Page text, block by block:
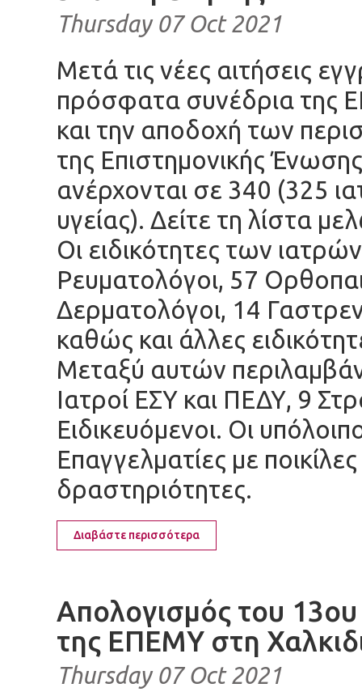
Thursday 07 Oct 2021
Μετά τις νέες αιτήσεις
πρόσφατα συνέδρια της
και την αποδοχή των
της Επιστημονικής
ανέρχονται σε 340 (325
υγείας). Δείτε τη λίστα
Οι ειδικότητες των
Ρευματολόγοι, 57
Δερματολόγοι, 14
καθώς και άλλες
Μεταξύ αυτών
Ιατροί ΕΣΥ και ΠΕΔΥ, 9
Ειδικευόμενοι. Οι
Επαγγελματίες με
δραστηριότητες.
Διαβάστε περισσότερα
Απολογισμός του
της ΕΠΕΜΥ στη
Thursday 07 Oct 2021